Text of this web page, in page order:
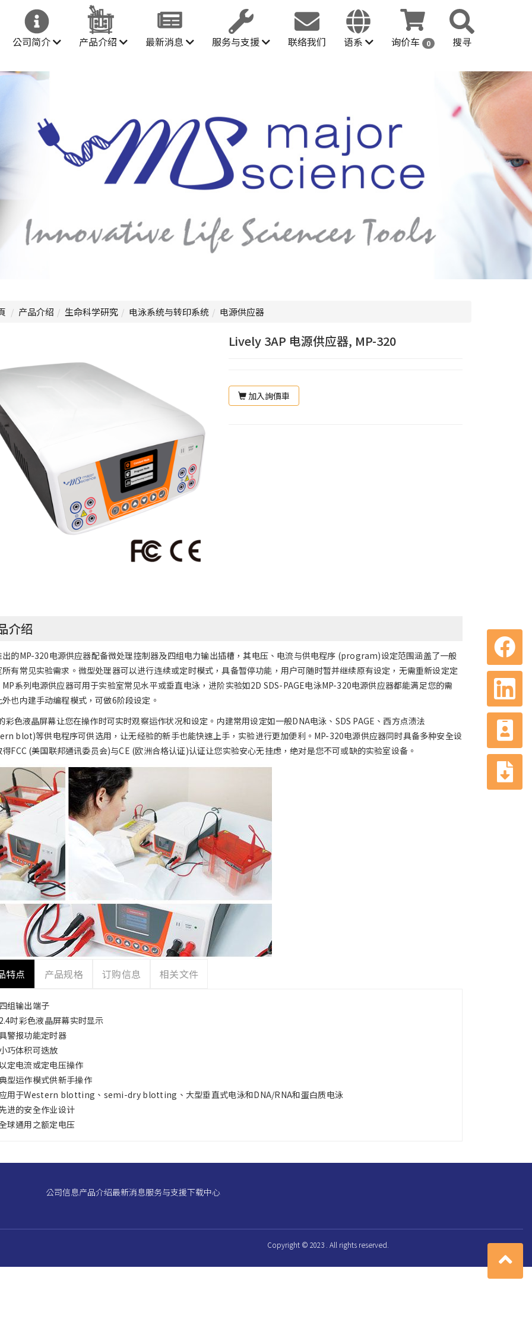
公司简介 产品介绍 最新消息 服务与支援 联络我们 语系 询价车 0 搜寻
产品介绍 生命科学研究 电泳系统与转印系统 电源供应器
Lively 3AP 电源供应器, MP-320
加入詢價車
介绍
出的MP-320电源供应器配备微处理控制器及四组电力输出插槽，其电压、电流与供电程序 (program)设定范围涵盖了一般
有常见实验需求。微型处理器可以进行连续或定时模式，具备暂停功能，用户可随时暂并继续原有设定，无需重新设定定
系列电源供应器可用于实验室常见水平或垂直电泳，进阶实验如2D SDS-PAGE电泳MP-320电源供应器都能满足您的需
也内建手动编程模式，可做6阶段设定。
彩色液晶屏幕让您在操作时可实时观察运作状况和设定。内建常用设定如一般DNA电泳、SDS PAGE、西方点渍法
blot)等供电程序可供选用，让无经验的新手也能快速上手，实验进行更加便利。MP-320电源供应器同时具备多种安全设
FCC (美国联邦通讯委员会)与CE (欧洲合格认证)认证让您实验安心无挂虑，绝对是您不可或缺的实验室设备。
特点 产品规格 订购信息 相关文件
组输出端子
吋彩色液晶屏幕实时显示
警报功能定时器
巧体积可迭放
定电流或定电压操作
型运作模式供新手操作
用于Western blotting、semi-dry blotting、大型垂直式电泳和DNA/RNA和蛋白质电泳
进的安全作业设计
球通用之额定电压
公司信息产品介绍最新消息服务与支援下载中心
Copyright © 2023 . All rights reserved.